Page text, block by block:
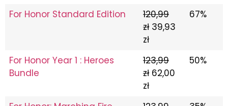
For Honor Standard Edition
120,99
zł 39,93
zł
67%
For Honor Year 1 : Heroes
Bundle
123,99
zł 62,00
zł
50%